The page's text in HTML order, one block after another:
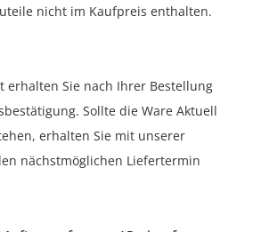
nicht im Kaufpreis enthalten.
erhalten Sie nach Ihrer Bestellung
Sollte die Ware Aktuell
erhalten Sie mit unserer
nächstmöglichen Liefertermin